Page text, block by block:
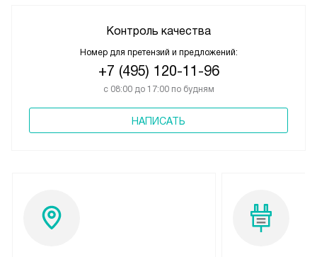
Контроль качества
Номер для претензий и предложений:
+7 (495) 120-11-96
с 08:00 до 17:00 по будням
НАПИСАТЬ